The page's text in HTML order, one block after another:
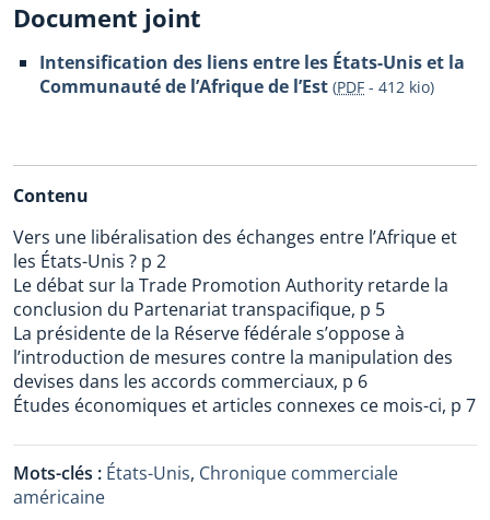
Document joint
Intensification des liens entre les États-Unis et la
Communauté de l’Afrique de l’Est (PDF - 412 kio)
Contenu
Vers une libéralisation des échanges entre l’Afrique et
les États-Unis ? p 2
Le débat sur la Trade Promotion Authority retarde la
conclusion du Partenariat transpacifique, p 5
La présidente de la Réserve fédérale s’oppose à
l’introduction de mesures contre la manipulation des
devises dans les accords commerciaux, p 6
Études économiques et articles connexes ce mois-ci, p 7
Mots-clés : États-Unis, Chronique commerciale
américaine